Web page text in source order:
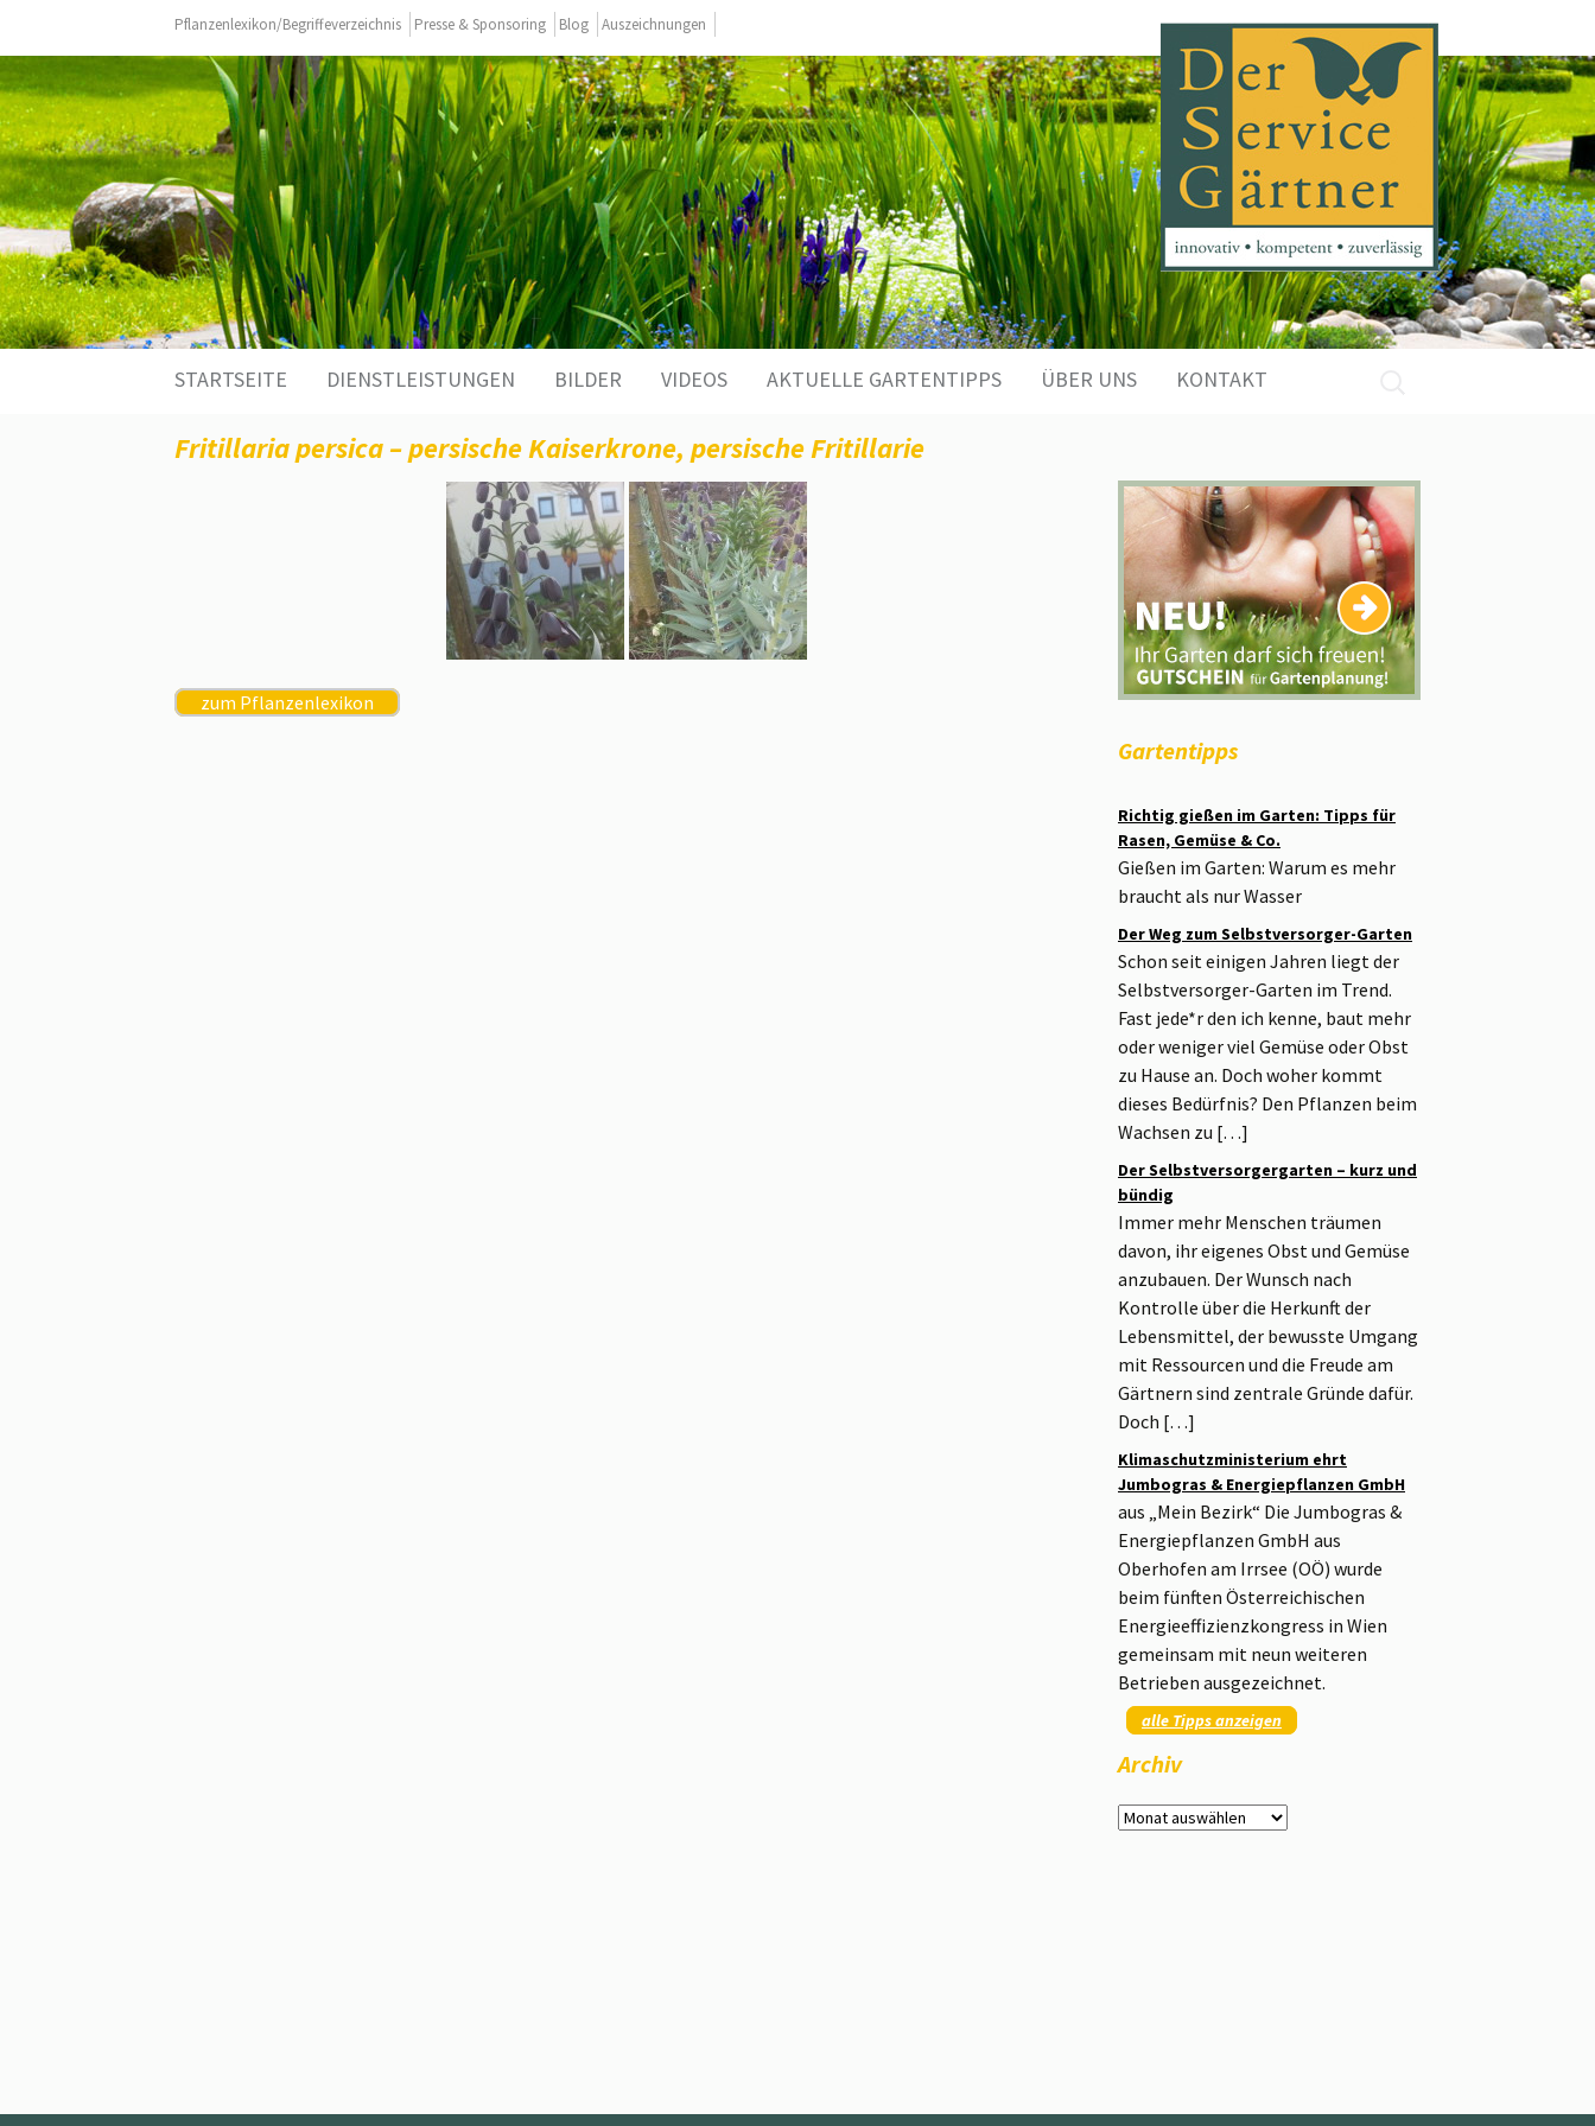
Pflanzenlexikon/Begriffeverzeichnis Presse & Sponsoring Blog Auszeichnungen
Inhalt
STARTSEITE DIENSTLEISTUNGEN BILDER VIDEOS AKTUELLE GARTENTIPPS ÜBER UNS KONTAKT
Fritillaria persica – persische Kaiserkrone, persische Fritillarie
zum Pflanzenlexikon
Gartentipps
Richtig gießen im Garten: Tipps für
Rasen, Gemüse & Co.
Gießen im Garten: Warum es mehr
braucht als nur Wasser
Der Weg zum Selbstversorger-Garten
Schon seit einigen Jahren liegt der
Selbstversorger-Garten im Trend.
Fast jede*r den ich kenne, baut mehr
oder weniger viel Gemüse oder Obst
zu Hause an. Doch woher kommt
dieses Bedürfnis? Den Pflanzen beim
Wachsen zu […]
Der Selbstversorgergarten – kurz und
bündig
Immer mehr Menschen träumen
davon, ihr eigenes Obst und Gemüse
anzubauen. Der Wunsch nach
Kontrolle über die Herkunft der
Lebensmittel, der bewusste Umgang
mit Ressourcen und die Freude am
Gärtnern sind zentrale Gründe dafür.
Doch […]
Klimaschutzministerium ehrt
Jumbogras & Energiepflanzen GmbH
aus „Mein Bezirk“ Die Jumbogras &
Energiepflanzen GmbH aus
Oberhofen am Irrsee (OÖ) wurde
beim fünften Österreichischen
Energieeffizienzkongress in Wien
gemeinsam mit neun weiteren
Betrieben ausgezeichnet.
alle Tipps anzeigen
Archiv
Archiv